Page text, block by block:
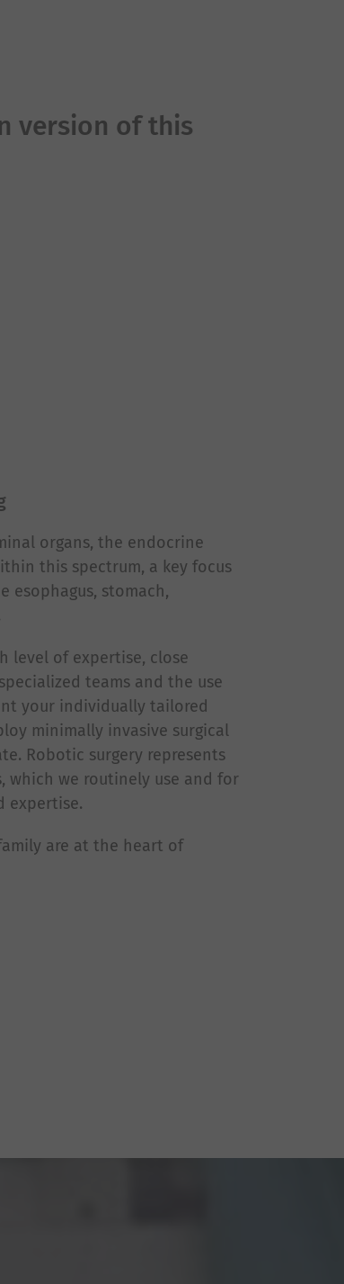
version of this
organs, the endocrine
this spectrum, a key focus
esophagus, stomach,
level of expertise, close
teams and the use
your individually tailored
minimally invasive surgical
Robotic surgery represents
which we routinely use and for
expertise.
are at the heart of